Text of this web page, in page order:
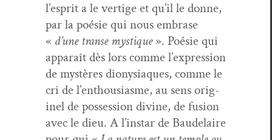
l’esprit a le ver­tige et qu’il le donne,
par la poésie qui nous embrase
« d’une transe mys­tique». Poésie qui
appa­raît dès lors comme l’expression
de mys­tères dionysi­aques, comme le
cri de l’enthousiasme, au sens orig­
inel de pos­ses­sion divine, de fusion
avec le dieu. A l’instar de Baude­laire